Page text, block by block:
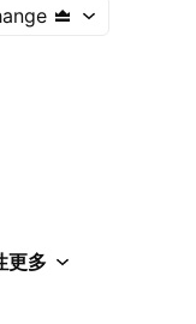
更多